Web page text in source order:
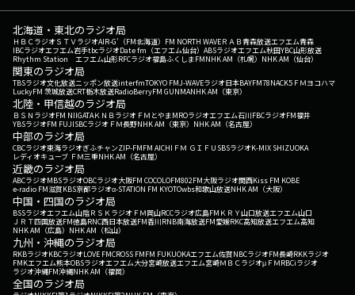
北海道・東北のラジオ局
ＨＢＣラジオＳＴＶラジオAIR-G'（FM北海道） FM NORTH WAVEＲＡＢ青森放送エフエム青森
IBCラジオエフエム岩手tbcラジオDate fm（エフエム仙台） ABSラジオエフエム秋田YBC山形放送
Rhythm Station エフエム山形RFCラジオ福島ふくしまFMNHK AM（札幌） NHK AM（仙台）
関東のラジオ局
TBSラジオ文化放送ニッポン放送interfmTOKYO FMJ-WAVEラジオ日本BAYFM78NACK5 ＦＭヨコハマ
LuckyFM 茨城放送CRT栃木放送RadioBerryFM GUNMANHK AM（東京）
北陸・甲信越のラジオ局
ＢＳＮラジオFM NIIGATAＫＮＢラジオ ＦＭとやまMROラジオエフエム石川FBCラジオFM福井
YBSラジオFM FUJISBCラジオ ＦＭ長野NHK AM（東京） NHK AM（名古屋）
中部のラジオ局
CBCラジオ東海ラジオぎふチャンZIP-FMFM AICHI ＦＭ ＧＩＦＵ SBSラジオK-MIX SHIZUOKA
レディオキューブ ＦＭ三重NHK AM（名古屋）
近畿のラジオ局
ABCラジオMBSラジオOBCラジオ大阪FM COCOLOFM802FM大阪ラジオ関西Kiss FM KOBE
e-radio FM滋賀KBS京都ラジオα-STATION FM KYOTOwbs和歌山放送NHK AM（大阪）
中国・四国のラジオ局
BSSラジオエフエム山陰ＲＳＫラジオ ＦＭ岡山RCCラジオ広島FM ＫＲＹ山口放送エフエム山口
ＪＲＴ四国放送FM徳島RNC西日本放送FM香川RNB南海放送FM愛媛RKC高知放送エフエム高知
NHK AM（広島） NHK AM（松山）
九州・沖縄のラジオ局
RKBラジオKBCラジオLOVE FMCROSS FMFM FUKUOKAエフエム佐賀NBCラジオFM長崎RKKラジオ
FMKエフエム熊本OBSラジオエフエム大分宮崎放送エフエム宮崎ＭＢＣラジオμＦＭRBCiラジオ
ラジオ沖縄FM沖縄NHK AM（福岡）
全国のラジオ局